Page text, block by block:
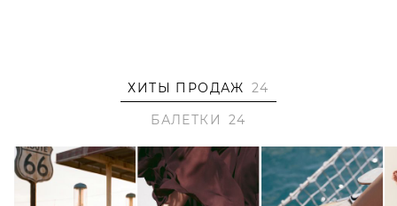
ХИТЫ ПРОДАЖ 24
БАЛЕТКИ
24